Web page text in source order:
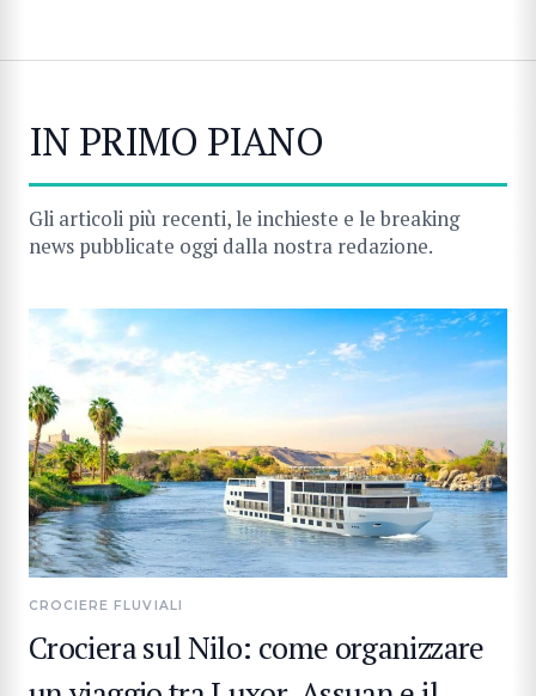
IN PRIMO PIANO
Gli articoli più recenti, le inchieste e le breaking
news pubblicate oggi dalla nostra redazione.
CROCIERE FLUVIALI
Crociera sul Nilo: come organizzare